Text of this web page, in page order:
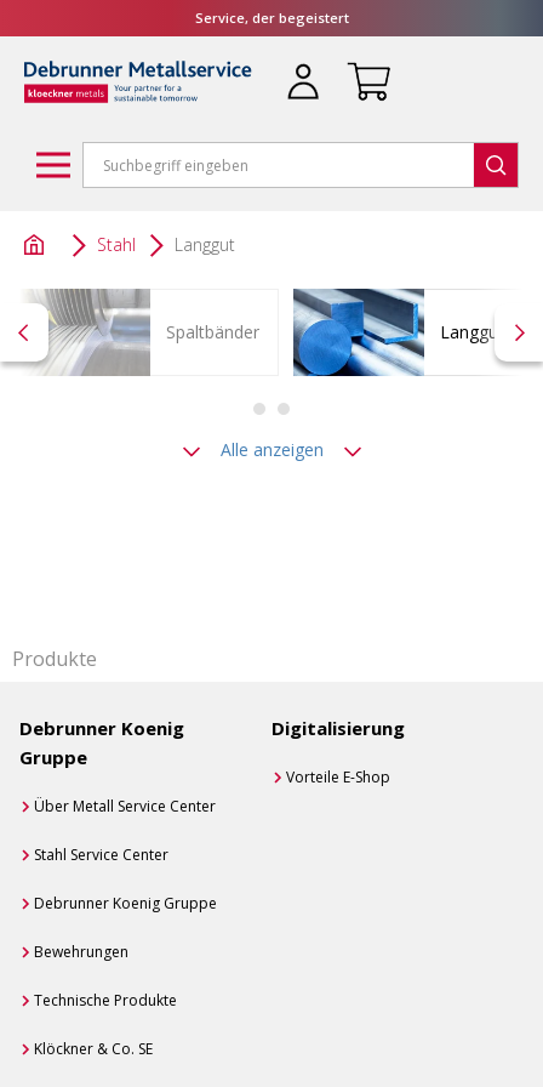
Service, der begeistert
Stahl Langgut
Spaltbänder Langgut
Alle anzeigen
Produkte
Debrunner Koenig
Gruppe
Über Metall Service Center
Stahl Service Center
Debrunner Koenig Gruppe
Bewehrungen
Technische Produkte
Klöckner & Co. SE
Digitalisierung
Vorteile E-Shop